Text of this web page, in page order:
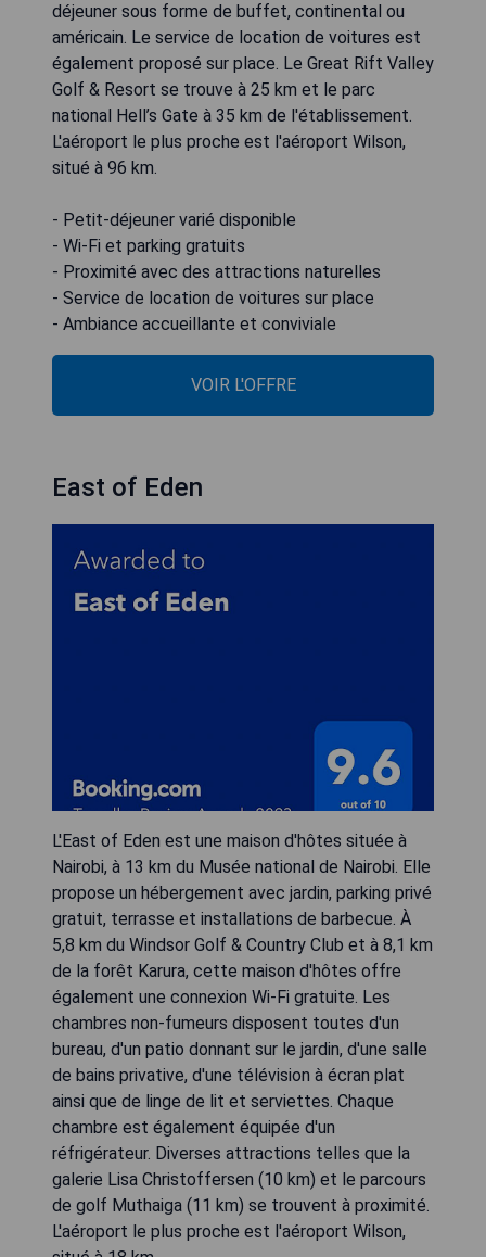
déjeuner sous forme de buffet, continental ou
américain. Le service de location de voitures est
également proposé sur place. Le Great Rift Valley
Golf & Resort se trouve à 25 km et le parc
national Hell’s Gate à 35 km de l'établissement.
L'aéroport le plus proche est l'aéroport Wilson,
situé à 96 km.
- Petit-déjeuner varié disponible
- Wi-Fi et parking gratuits
- Proximité avec des attractions naturelles
- Service de location de voitures sur place
- Ambiance accueillante et conviviale
VOIR L'OFFRE
East of Eden
L'East of Eden est une maison d'hôtes située à
Nairobi, à 13 km du Musée national de Nairobi. Elle
propose un hébergement avec jardin, parking privé
gratuit, terrasse et installations de barbecue. À
5,8 km du Windsor Golf & Country Club et à 8,1 km
de la forêt Karura, cette maison d'hôtes offre
également une connexion Wi-Fi gratuite. Les
chambres non-fumeurs disposent toutes d'un
bureau, d'un patio donnant sur le jardin, d'une salle
de bains privative, d'une télévision à écran plat
ainsi que de linge de lit et serviettes. Chaque
chambre est également équipée d'un
réfrigérateur. Diverses attractions telles que la
galerie Lisa Christoffersen (10 km) et le parcours
de golf Muthaiga (11 km) se trouvent à proximité.
L'aéroport le plus proche est l'aéroport Wilson,